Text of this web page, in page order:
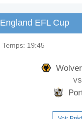
England EFL Cup
Temps: 19:45
vs